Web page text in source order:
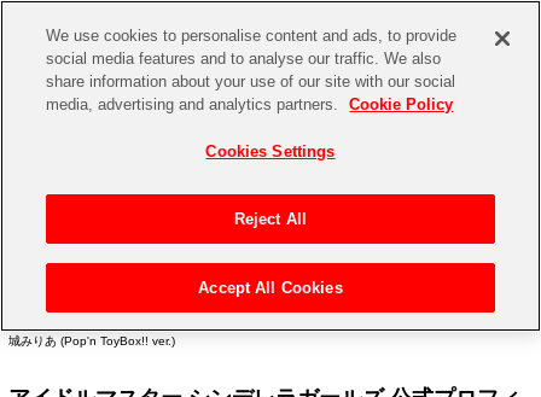
CHANNEL STORE EVENT
ASOBI STORE TOP
アイドルマスターシリーズ
アイドルマスター
イベントグッズ
トイ・ホビー
アイドルマスター シリーズ>アイドルマスター シンデレラガール
城みりあ (Pop'n ToyBox!! ver.)
We use cookies to personalise content and ads, to provide
social media features and to analyse our traffic. We also
share information about your use of our site with our social
media, advertising and analytics partners.
Cookie Policy
Cookies Settings
Reject All
Accept All Cookies